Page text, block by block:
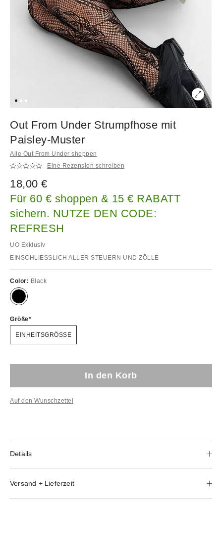
Out From Under Strumpfhose mit
Paisley-Muster
Alle Out From Under shoppen
Eine Rezension schreiben
18,00 €
Für 60 € shoppen & 15 € RABATT
sichern. NUTZE DEN CODE:
REFRESH
UO Exklusiv
EINSCHLIESSLICH ALLER STEUERN UND ZÖLLE
Color: Black
Größe
EINHEITSGRÖSSE
In den Korb
Auf den Wunschzettel
Details
Versand + Lieferzeit